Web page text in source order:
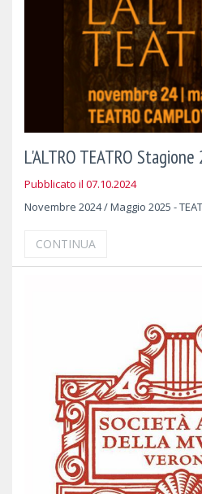
L'ALTRO TEATRO
Pubblicato il 07.10.2024
Novembre 2024 / Maggio 2025 -
CONTINUA